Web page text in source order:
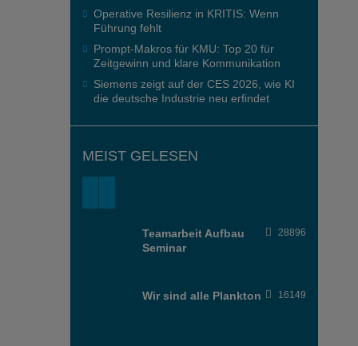
Operative Resilienz in KRITIS: Wenn
Führung fehlt
Prompt-Makros für KMU: Top 20 für
Zeitgewinn und klare Kommunikation
Siemens zeigt auf der CES 2026, wie KI
die deutsche Industrie neu erfindet
MEIST GELESEN
Teamarbeit Aufbau
Seminar
28896
Wir sind alle Plankton 16149